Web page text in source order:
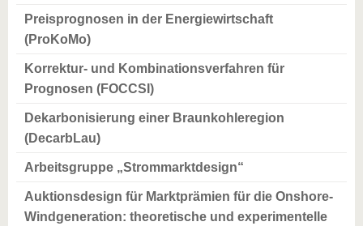
Preisprognosen in der Energiewirtschaft
(ProKoMo)
Korrektur- und Kombinationsverfahren für
Prognosen (FOCCSI)
Dekarbonisierung einer Braunkohleregion
(DecarbLau)
Arbeitsgruppe „Strommarktdesign“
Auktionsdesign für Marktprämien für die Onshore-
Windgeneration: theoretische und experimentelle